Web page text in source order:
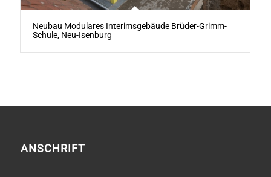
Neubau Modulares Interimsgebäude Brüder-Grimm-
Schule, Neu-Isenburg
ANSCHRIFT